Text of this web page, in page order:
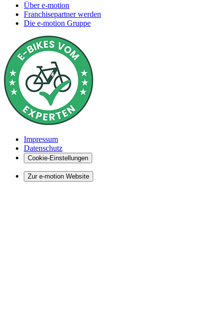
Über e-motion
Franchisepartner werden
Die e-motion Gruppe
Impressum
Datenschutz
Cookie-Einstellungen
Zur e-motion Website